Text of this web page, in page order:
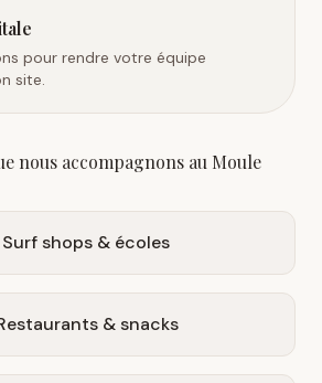
pour rendre votre équipe
site.
nous accompagnons au Moule
Surf shops & écoles
& snacks